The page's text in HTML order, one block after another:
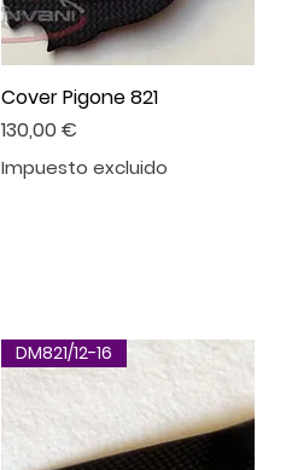
Cover Pigone 821
Precio
130,00 €
Impuesto excluido
DM821/12-16